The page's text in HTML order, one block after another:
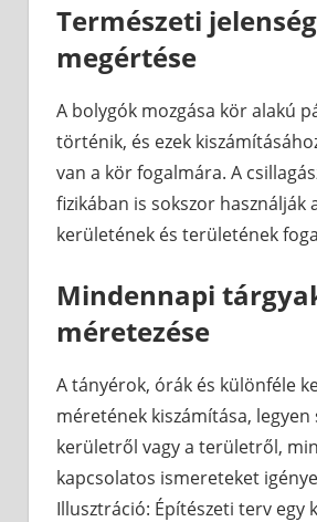
Természeti
megértése
A bolygók mozgása kör alakú
történik, és ezek
van a kör fogalmára. A
fizikában is sokszor használják
kerületének és területének
Mindennapi
méretezése
A tányérok, órák és különféle
méretének kiszámítása, legyen
kerületről vagy a területről,
kapcsolatos ismereteket
Illusztráció: Építészeti terv egy